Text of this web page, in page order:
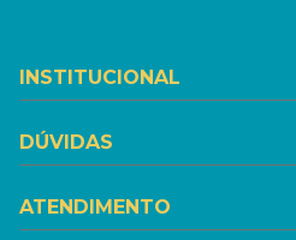
INSTITUCIONAL
DÚVIDAS
ATENDIMENTO